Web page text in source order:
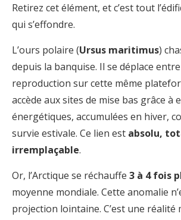
Retirez cet élément, et c’est tout
qui s’effondre.
L’ours polaire (Ursus maritimus)
depuis la banquise. Il se déplace
reproduction sur cette même
accède aux sites de mise bas grâce à
énergétiques, accumulées en hiver,
survie estivale. Ce lien est absolu,
irremplaçable.
Or, l’Arctique se réchauffe 3 à 4 fois
moyenne mondiale. Cette anomalie
projection lointaine. C’est une réalité